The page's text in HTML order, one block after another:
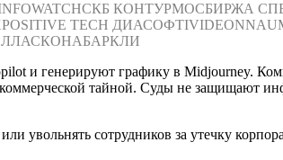
СКБ КОНТУРМОСБИРЖА
POSITIVE TECH ДИАСОФТIVIDEON
АСКОНАБАРКЛИ
и генерируют графику в Midjourney.
тайной. Суды не защищают
увольнять сотрудников за утечку